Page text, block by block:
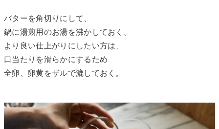
バターを角切りにして、
鍋に湯煎用のお湯を沸かしておく。
より良い仕上がりにしたい方は、
口当たりを滑らかにするため
全卵、卵黄をザルで漉しておく。